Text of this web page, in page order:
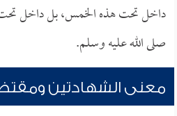
داخل تحت هذه الخمس، بل داخل
صلى الله عليه وسلم.
معنى الشهادتين